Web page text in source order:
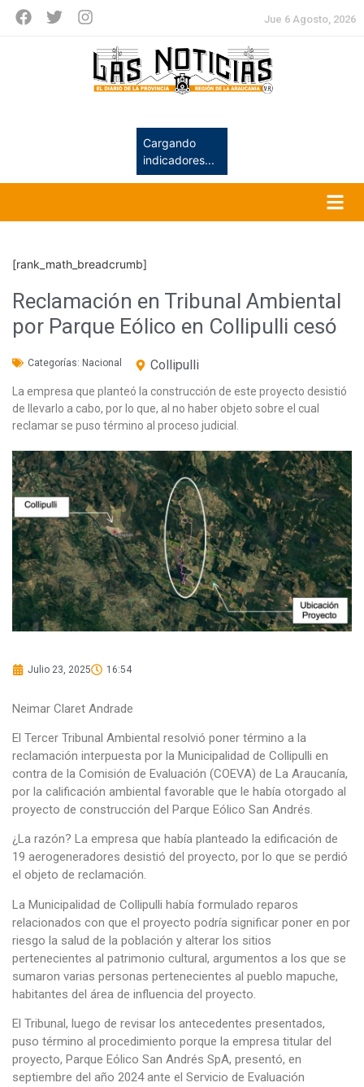
Jue 6 Agosto, 2026
Cargando
indicadores...
[rank_math_breadcrumb]
Reclamación en Tribunal Ambiental
por Parque Eólico en Collipulli cesó
Categorías: Nacional Collipulli
La empresa que planteó la construcción de este proyecto desistió
de llevarlo a cabo, por lo que, al no haber objeto sobre el cual
reclamar se puso término al proceso judicial.
Julio 23, 2025 16:54
Neimar Claret Andrade
El Tercer Tribunal Ambiental resolvió poner término a la
reclamación interpuesta por la Municipalidad de Collipulli en
contra de la Comisión de Evaluación (COEVA) de La Araucanía,
por la calificación ambiental favorable que le había otorgado al
proyecto de construcción del Parque Eólico San Andrés.
¿La razón? La empresa que había planteado la edificación de
19 aerogeneradores desistió del proyecto, por lo que se perdió
el objeto de reclamación.
La Municipalidad de Collipulli había formulado reparos
relacionados con que el proyecto podría significar poner en por
riesgo la salud de la población y alterar los sitios
pertenecientes al patrimonio cultural, argumentos a los que se
sumaron varias personas pertenecientes al pueblo mapuche,
habitantes del área de influencia del proyecto.
El Tribunal, luego de revisar los antecedentes presentados,
puso término al procedimiento porque la empresa titular del
proyecto, Parque Eólico San Andrés SpA, presentó, en
septiembre del año 2024 ante el Servicio de Evaluación